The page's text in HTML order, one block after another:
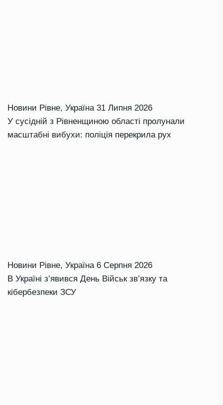
Новини Рівне, Україна 31 Липня 2026
У сусідній з Рівненщиною області пролунали
масштабні вибухи: поліція перекрила рух
Новини Рівне, Україна 6 Серпня 2026
В Україні з’явився День Військ зв’язку та
кібербезпеки ЗСУ